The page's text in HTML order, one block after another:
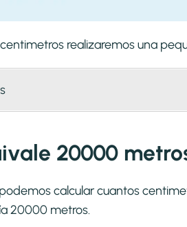
realizaremos una
20000
calcular cuantos
20000 metros.